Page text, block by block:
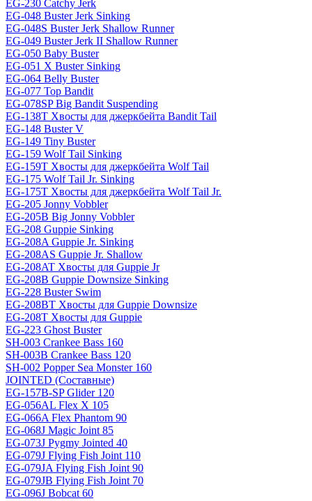
EG-230 Catchy Jerk
EG-048 Buster Jerk Sinking
EG-048S Buster Jerk Shallow Runner
EG-049 Buster Jerk II Shallow Runner
EG-050 Baby Buster
EG-051 X Buster Sinking
EG-064 Belly Buster
EG-077 Top Bandit
EG-078SP Big Bandit Suspending
EG-138T Хвосты для джеркбейта Bandit Tail
EG-148 Buster V
EG-149 Tiny Buster
EG-159 Wolf Tail Sinking
EG-159T Хвосты для джеркбейта Wolf Tail
EG-175 Wolf Tail Jr. Sinking
EG-175T Хвосты для джеркбейта Wolf Tail Jr.
EG-205 Jonny Vobbler
EG-205B Big Jonny Vobbler
EG-208 Guppie Sinking
EG-208A Guppie Jr. Sinking
EG-208AS Guppie Jr. Shallow
EG-208AT Хвосты для Guppie Jr
EG-208B Guppie Downsize Sinking
EG-228 Buster Swim
EG-208BT Хвосты для Guppie Downsize
EG-208T Хвосты для Guppie
EG-223 Ghost Buster
SH-003 Crankee Bass 160
SH-003B Crankee Bass 120
SH-002 Popper Sea Monster 160
JOINTED (Составные)
EG-157B-SP Glider 120
EG-056AL Flex X 105
EG-066A Flex Phantom 90
EG-068J Magic Joint 85
EG-073J Pygmy Jointed 40
EG-079J Flying Fish Joint 110
EG-079JA Flying Fish Joint 90
EG-079JB Flying Fish Joint 70
EG-096J Bobcat 60